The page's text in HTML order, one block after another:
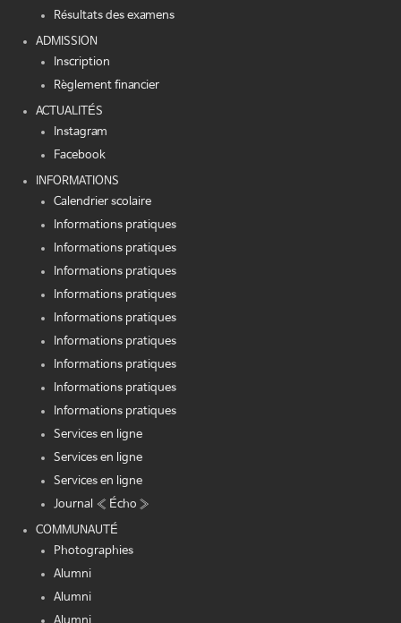
Résultats des examens
ADMISSION
Inscription
Règlement financier
ACTUALITÉS
Instagram
Facebook
INFORMATIONS
Calendrier scolaire
Informations pratiques
Informations pratiques
Informations pratiques
Informations pratiques
Informations pratiques
Informations pratiques
Informations pratiques
Informations pratiques
Informations pratiques
Services en ligne
Services en ligne
Services en ligne
Journal « Écho »
COMMUNAUTÉ
Photographies
Alumni
Alumni